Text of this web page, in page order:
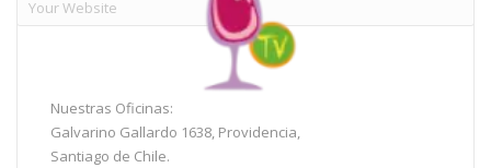
Nuestras Oficinas:
Galvarino Gallardo 1638, Providencia,
Santiago de Chile.